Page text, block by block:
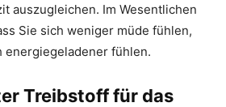
auszugleichen. Im Wesentlichen
Sie sich weniger müde fühlen,
energiegeladener fühlen.
Treibstoff für das